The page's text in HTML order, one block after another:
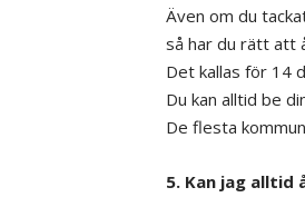
Även om du
så har du rätt att
Det kallas för 14
Du kan alltid be
De flesta
5. Kan jag alltid